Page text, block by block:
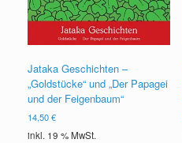
Jataka Geschichten –
„Goldstücke“ und „Der Papagei
und der Feigenbaum“
14,50€
inkl. 19 % MwSt.